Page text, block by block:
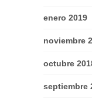
enero 2019
noviembre
octubre
septiembre